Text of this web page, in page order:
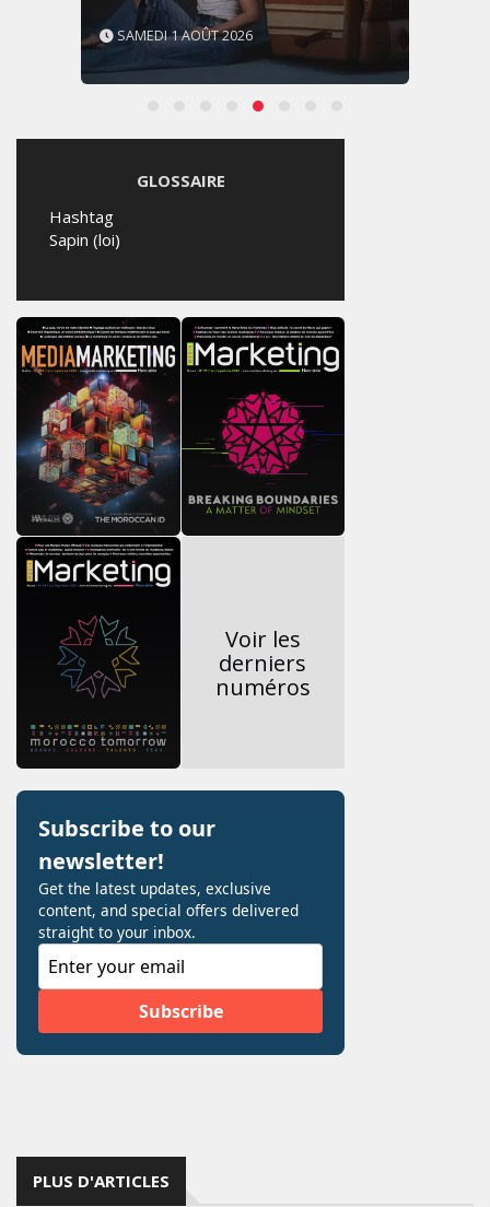
SAMEDI 1 AOÛT 2026
GLOSSAIRE
Hashtag
Sapin (loi)
Voir les
derniers
numéros
PLUS D'ARTICLES